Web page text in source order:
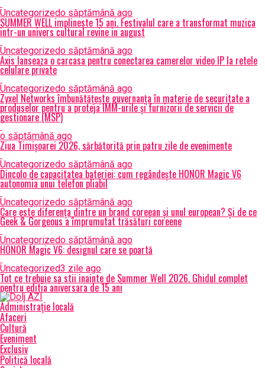
Uncategorizedo săptămână ago
SUMMER WELL implineste 15 ani. Festivalul care a transformat muzica
intr-un univers cultural revine in august
Uncategorizedo săptămână ago
Axis lanseaza o carcasa pentru conectarea camerelor video IP la retele
celulare private
Uncategorizedo săptămână ago
Zyxel Networks îmbunătățește guvernanța în materie de securitate a
produselor pentru a proteja IMM-urile și furnizorii de servicii de
gestionare (MSP)
o săptămână ago
Ziua Timișoarei 2026, sărbătorită prin patru zile de evenimente
Uncategorizedo săptămână ago
Dincolo de capacitatea bateriei: cum regândește HONOR Magic V6
autonomia unui telefon pliabil
Uncategorizedo săptămână ago
Care este diferența dintre un brand coreean și unul european? Și de ce
Geek & Gorgeous a împrumutat trăsături coreene
Uncategorizedo săptămână ago
HONOR Magic V6: designul care se poartă
Uncategorized3 zile ago
Tot ce trebuie sa stii inainte de Summer Well 2026. Ghidul complet
pentru editia aniversara de 15 ani
Administrație locală
Afaceri
Cultură
Eveniment
Exclusiv
Politică locală